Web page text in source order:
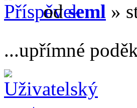
odseml »
...upřímné